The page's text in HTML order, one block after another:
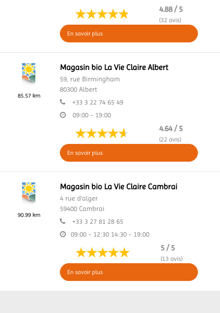
4.88 / 5
(32 avis)
En savoir plus
85.57 km
Magasin bio La Vie Claire Albert
59, rue Birmingham
80300 Albert
+33 3 22 74 65 49
09:00 - 19:00
4.64 / 5
(22 avis)
En savoir plus
90.99 km
Magasin bio La Vie Claire Cambrai
4 rue d'alger
59400 Cambrai
+33 3 27 81 28 65
09:00 - 12:30 14:30 - 19:00
5 / 5
(13 avis)
En savoir plus